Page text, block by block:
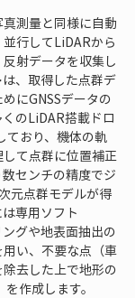
測量と同様に自動
行してLiDARから
射データを収集し
は、取得した点群デ
にGNSSデータの
のLiDAR搭載ドロ
ており、機体の軌
て点群に位置補正
センチの精度でジ
元点群モデルが得
専用ソフト
ングや地表面抽出の
い、不要な点（車
去した上で地形の
作成します。